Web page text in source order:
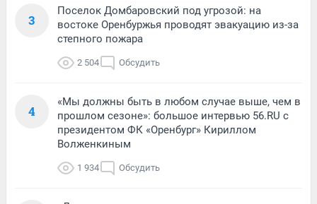
3
Поселок Домбаровский под угрозой: на
востоке Оренбуржья проводят эвакуацию из-за
степного пожара
2 504 Обсудить
4
«Мы должны быть в любом случае выше, чем в
прошлом сезоне»: большое интервью 56.RU с
президентом ФК «Оренбург» Кириллом
Волженкиным
1 934 Обсудить